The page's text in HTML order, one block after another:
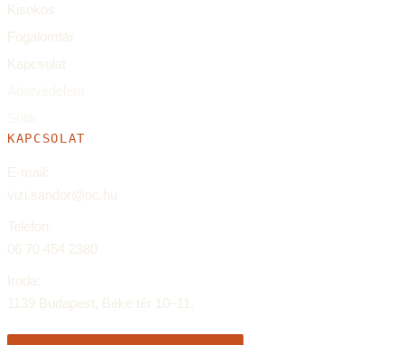
Kisokos
Fogalomtár
Kapcsolat
KAPCSOLAT
E-mail:
vizi.sandor@oc.hu
Telefon:
06 70 454 2380
Iroda:
1139 Budapest, Béke tér 10–11.